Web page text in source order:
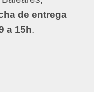
de entrega
a 15h.